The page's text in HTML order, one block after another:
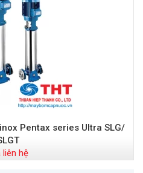
Pentax series Ultra SLG/
liên hệ